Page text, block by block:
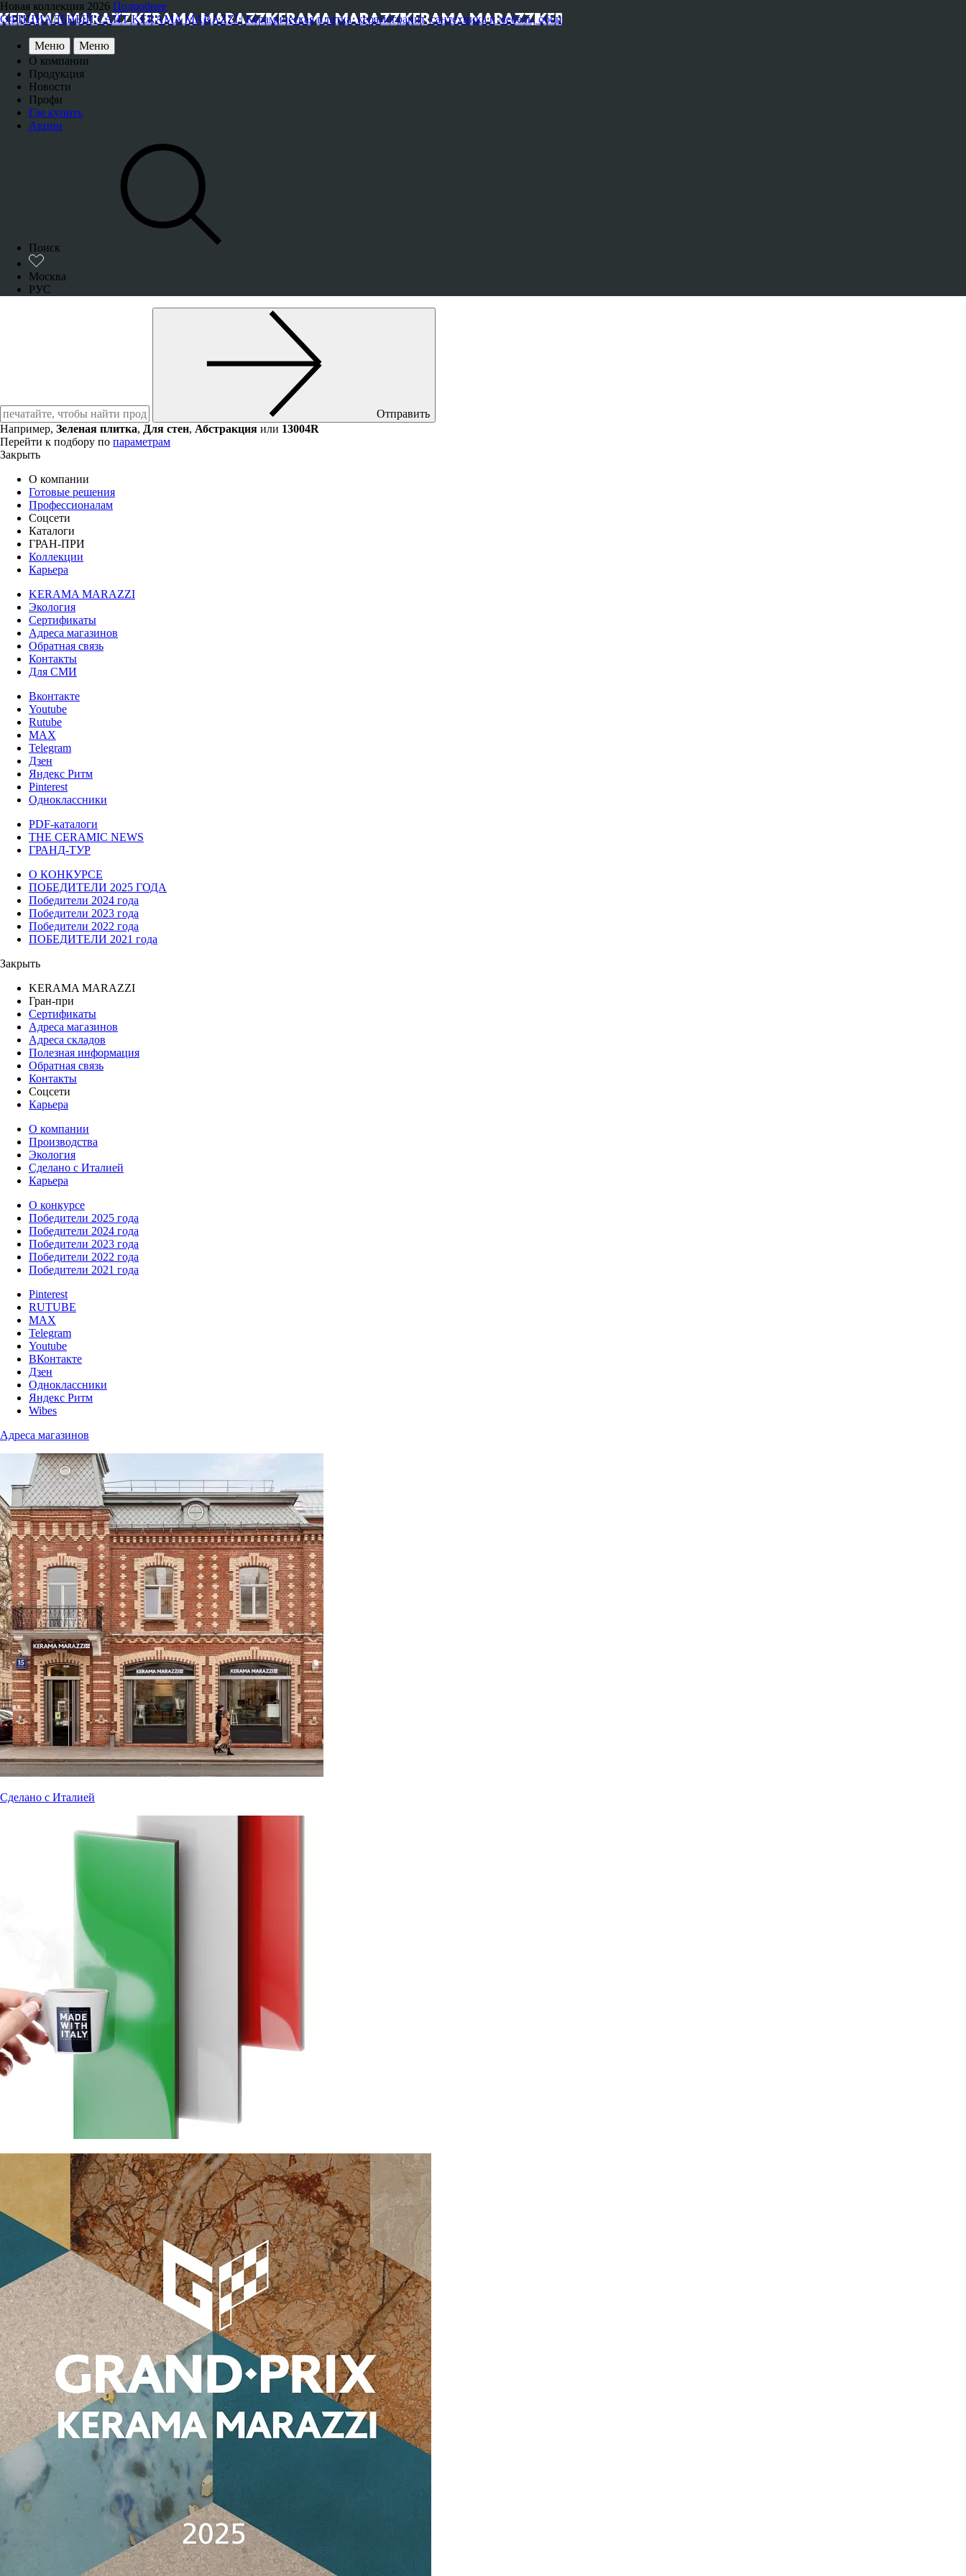
Новая коллекция 2026 Подробнее
ОФИЦИАЛЬНЫЙ САЙТ KERAMA MARAZZI | Керамическая плитка, керамогранит, сантехника и мебель, обои
Меню
Меню
О компании
Продукция
Новости
Профи
Где купить
Акции
Поиск
Москва
РУС
Отправить
Например, Зеленая плитка, Для стен, Абстракция или 13004R
Перейти к подбору по параметрам
Закрыть
О компании
Готовые решения
Профессионалам
Соцсети
Каталоги
ГРАН-ПРИ
Коллекции
Карьера
KERAMA MARAZZI
Экология
Сертификаты
Адреса магазинов
Обратная связь
Контакты
Для СМИ
Вконтакте
Youtube
Rutube
MAX
Telegram
Дзен
Яндекс Ритм
Pinterest
Одноклассники
PDF-каталоги
THE CERAMIC NEWS
ГРАНД-ТУР
О КОНКУРСЕ
ПОБЕДИТЕЛИ 2025 ГОДА
Победители 2024 года
Победители 2023 года
Победители 2022 года
ПОБЕДИТЕЛИ 2021 года
Закрыть
KERAMA MARAZZI
Гран-при
Сертификаты
Адреса магазинов
Адреса складов
Полезная информация
Обратная связь
Контакты
Соцсети
Карьера
О компании
Производства
Экология
Сделано с Италией
Карьера
О конкурсе
Победители 2025 года
Победители 2024 года
Победители 2023 года
Победители 2022 года
Победители 2021 года
Pinterest
RUTUBE
MAX
Telegram
Youtube
ВКонтакте
Дзен
Одноклассники
Яндекс Ритм
Wibes
Адреса магазинов
Сделано с Италией